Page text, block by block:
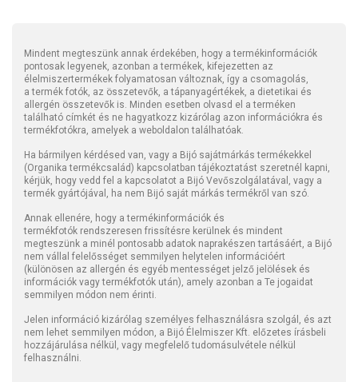
Mindent megteszünk annak érdekében, hogy a termékinformációk
pontosak legyenek, azonban a termékek, kifejezetten az
élelmiszertermékek folyamatosan változnak, így a csomagolás,
a termék fotók, az összetevők, a tápanyagértékek, a dietetikai és
allergén összetevők is. Minden esetben olvasd el a terméken
található címkét és ne hagyatkozz kizárólag azon információkra és
termékfotókra, amelyek a weboldalon találhatóak.
Ha bármilyen kérdésed van, vagy a Bijó sajátmárkás termékekkel
(Organika termékcsalád) kapcsolatban tájékoztatást szeretnél kapni,
kérjük, hogy vedd fel a kapcsolatot a Bijó Vevőszolgálatával, vagy a
termék gyártójával, ha nem Bijó saját márkás termékről van szó.
Annak ellenére, hogy a termékinformációk és
termékfotók rendszeresen frissítésre kerülnek és mindent
megteszünk a minél pontosabb adatok naprakészen tartásáért, a Bijó
nem vállal felelősséget semmilyen helytelen információért
(különösen az allergén és egyéb mentességet jelző jelölések és
információk vagy termékfotók után), amely azonban a Te jogaidat
semmilyen módon nem érinti.
Jelen információ kizárólag személyes felhasználásra szolgál, és azt
nem lehet semmilyen módon, a Bijó Élelmiszer Kft. előzetes írásbeli
hozzájárulása nélkül, vagy megfelelő tudomásulvétele nélkül
felhasználni.